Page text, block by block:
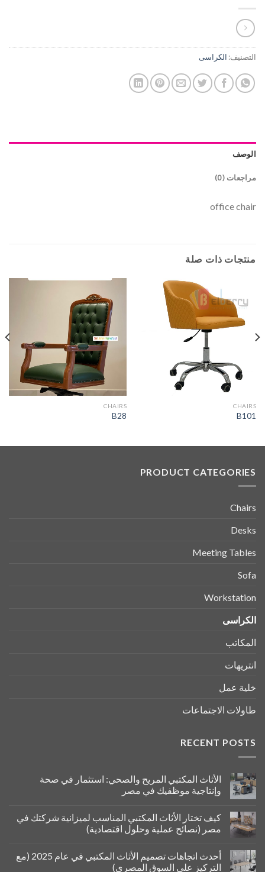
التصنيف: الكراسى
الوصف
مراجعات (0)
office chair
منتجات ذات صلة
CHAIRS
B101
CHAIRS
B28
PRODUCT CATEGORIES
Chairs
Desks
Meeting Tables
Sofa
Workstation
الكراسى
المكاتب
انتريهات
خلية عمل
طاولات الاجتماعات
RECENT POSTS
الأثاث المكتبي المريح والصحي: استثمار في صحة
وإنتاجية موظفيك في مصر
كيف تختار الأثاث المكتبي المناسب لميزانية شركتك في
مصر (نصائح عملية وحلول اقتصادية)
أحدث اتجاهات تصميم الأثاث المكتبي في عام 2025 (مع
التركيز على السوق المصري)